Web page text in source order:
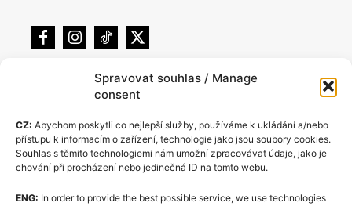
Spravovat souhlas / Manage
consent
CZ: Abychom poskytli co nejlepší služby, používáme k ukládání a/nebo
přístupu k informacím o zařízení, technologie jako jsou soubory cookies.
Souhlas s těmito technologiemi nám umožní zpracovávat údaje, jako je
chování při procházení nebo jedinečná ID na tomto webu.
ENG: In order to provide the best possible service, we use technologies